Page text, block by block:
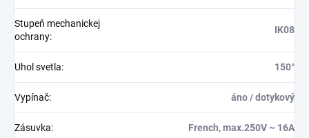
Stupeň mechanickej
ochrany:
IK08
Uhol svetla: 150°
Vypínač: áno / dotykový
Zásuvka: French, max.250V ~ 16A